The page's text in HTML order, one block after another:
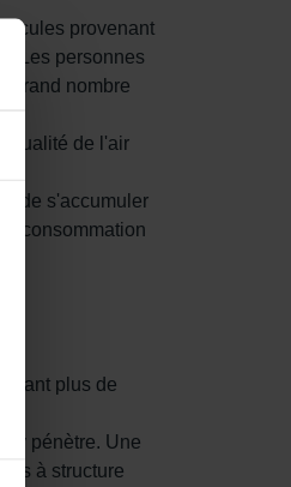
provenant
Les personnes
grand nombre
qualité de l'air
de s'accumuler
consommation
plus de
y pénètre. Une
à structure